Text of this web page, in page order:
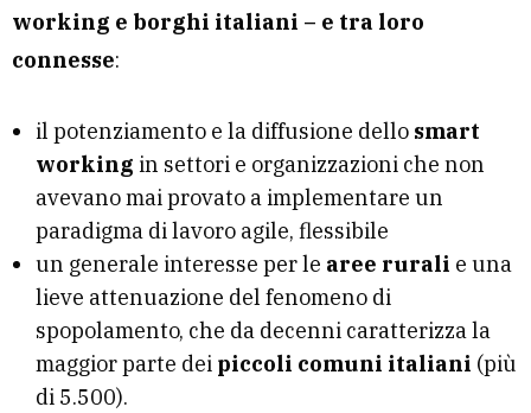
working e borghi italiani – e tra loro
connesse:
il potenziamento e la diffusione dello smart
working in settori e organizzazioni che non
avevano mai provato a implementare un
paradigma di lavoro agile, flessibile
un generale interesse per le aree rurali e una
lieve attenuazione del fenomeno di
spopolamento, che da decenni caratterizza la
maggior parte dei piccoli comuni italiani (più
di 5.500).